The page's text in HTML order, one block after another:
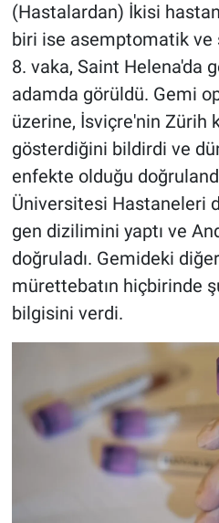
(Hastalardan) İkisi
biri ise asemptomatik ve
8. vaka, Saint Helena'da
adamda görüldü. Gemi
üzerine, İsviçre'nin Zürih
gösterdiğini bildirdi ve
enfekte olduğu
Üniversitesi Hastaneleri
gen dizilimini yaptı ve
doğruladı. Gemideki
mürettebatın hiçbirinde
bilgisini verdi.